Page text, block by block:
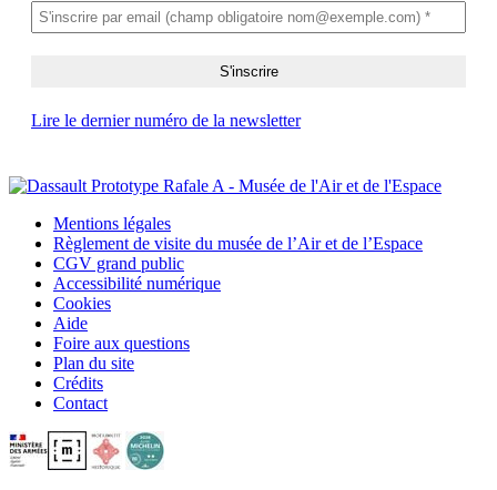
Lire le dernier numéro de la newsletter
Mentions légales
Règlement de visite du musée de l’Air et de l’Espace
CGV grand public
Accessibilité numérique
Cookies
Aide
Foire aux questions
Plan du site
Crédits
Contact